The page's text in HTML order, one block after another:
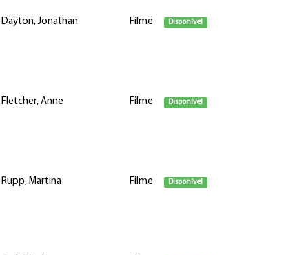
Dayton, Jonathan Filme Disponível
Fletcher, Anne Filme Disponível
Rupp, Martina Filme Disponível